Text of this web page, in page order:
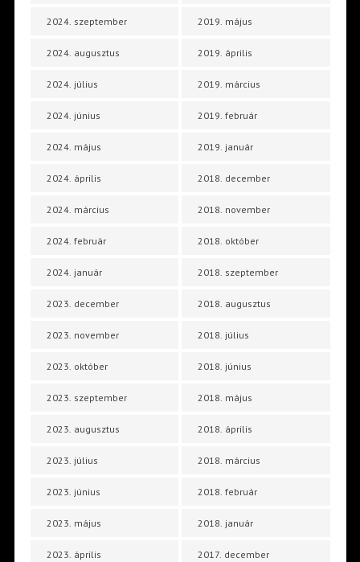
2024. szeptember
2024. augusztus
2024. július
2024. június
2024. május
2024. április
2024. március
2024. február
2024. január
2023. december
2023. november
2023. október
2023. szeptember
2023. augusztus
2023. július
2023. június
2023. május
2023. április
2019. május
2019. április
2019. március
2019. február
2019. január
2018. december
2018. november
2018. október
2018. szeptember
2018. augusztus
2018. július
2018. június
2018. május
2018. április
2018. március
2018. február
2018. január
2017. december